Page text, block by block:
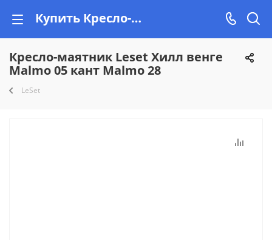
Купить Кресло-маятник Leset Хилл венге Malmo 05 кант Malmo 28 в Минске, рассрочка на Vishop.by
Кресло-маятник Leset Хилл венге
Malmo 05 кант Malmo 28
LeSet